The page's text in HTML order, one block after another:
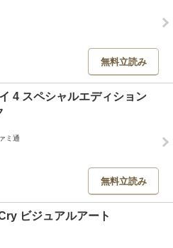
無料立読み
4 スペシャルエディション
ミ通
無料立読み
ビジュアルアート